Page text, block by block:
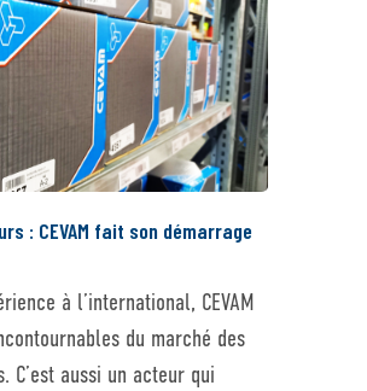
: CEVAM fait son démarrage
à l’international, CEVAM
du marché des
C’est aussi un acteur qui